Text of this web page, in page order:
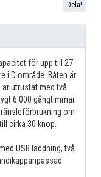
Dela!
för upp till 27
i D område. Båten är
är utrustat med två
6 000 gångtimmar.
om
cirka 30 knop.
USB laddning, två